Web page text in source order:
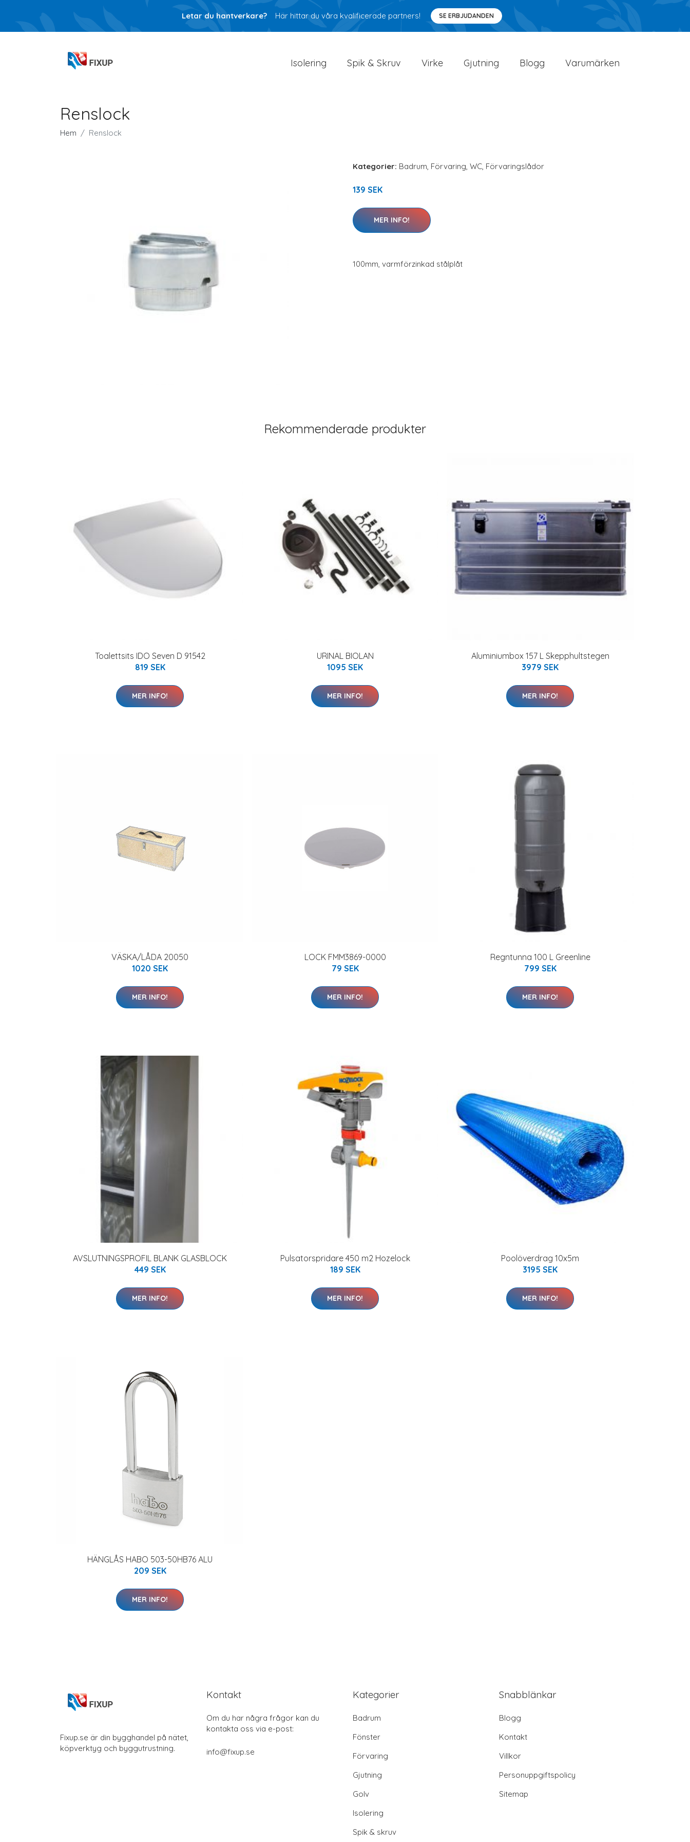
Letar du hantverkare? Här hittar du våra kvalificerade partners! SE ERBJUDANDEN
Isolering Spik & Skruv Virke Gjutning Blogg Varumärken
Renslock
Hem Renslock
Kategorier: Badrum, Förvaring, WC, Förvaringslådor
139 SEK
MER INFO!
100mm, varmförzinkad stålplåt
Rekommenderade produkter
Toalettsits IDO Seven D 91542
819 SEK
MER INFO!
URINAL BIOLAN
1095 SEK
MER INFO!
Aluminiumbox 157 L Skepphultstegen
3979 SEK
MER INFO!
VÄSKA/LÅDA 20050
1020 SEK
MER INFO!
LOCK FMM3869-0000
79 SEK
MER INFO!
Regntunna 100 L Greenline
799 SEK
MER INFO!
AVSLUTNINGSPROFIL BLANK GLASBLOCK
449 SEK
MER INFO!
Pulsatorspridare 450 m2 Hozelock
189 SEK
MER INFO!
Poolöverdrag 10x5m
3195 SEK
MER INFO!
HÄNGLÅS HABO 503-50HB76 ALU
209 SEK
MER INFO!
Fixup.se är din bygghandel på nätet,
köpverktyg och byggutrustning.
Kontakt
Om du har några frågor kan du
kontakta oss via e-post:
info@fixup.se
Kategorier
Badrum
Fönster
Förvaring
Gjutning
Golv
Isolering
Spik & skruv
Snabblänkar
Blogg
Kontakt
Villkor
Personuppgiftspolicy
Sitemap